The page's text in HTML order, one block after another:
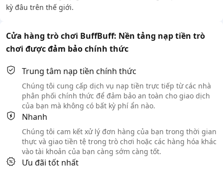
kỳ đâu trên thế giới.
Cửa hàng trò chơi BuffBuff: Nền tảng nạp tiền trò
chơi được đảm bảo chính thức
Trung tâm nạp tiền chính thức
Chúng tôi cung cấp dịch vụ nạp tiền trực tiếp từ các nhà
phân phối chính thức để đảm bảo an toàn cho giao dịch
của bạn mà không có bất kỳ phí ẩn nào.
Nhanh
Chúng tôi cam kết xử lý đơn hàng của bạn trong thời gian
thực và giao tiền tệ trong trò chơi hoặc các hàng hóa khác
vào tài khoản của bạn càng sớm càng tốt.
Ưu đãi tốt nhất